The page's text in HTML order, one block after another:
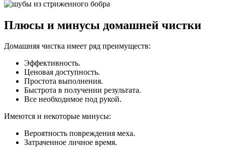
Плюсы и минусы домашней чистки
Домашняя чистка имеет ряд преимуществ:
Эффективность.
Ценовая доступность.
Простота выполнения.
Быстрота в получении результата.
Все необходимое под рукой.
Имеются и некоторые минусы:
Вероятность повреждения меха.
Затраченное личное время.